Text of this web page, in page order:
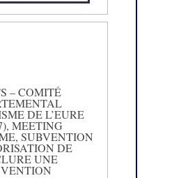
– COMITÉ
DE L’EURE
MEETING
SUBVENTION
DE
UNE